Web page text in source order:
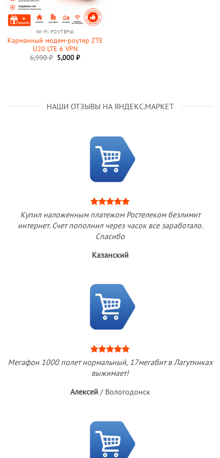
WI-FI РОУТЕРЫ
Карманный модем-роутер ZTE
U20 LTE 6 VPN
6,990₽ Первоначальная
цена
5,000₽Текущая
НАШИ ОТЗЫВЫ НА ЯНДЕКС.МАРКЕТ
Купил наложенным платежом Ростелеком безлимит
интернет. Счет пополнил через часок все заработало.
Спасибо
Казанский
Мегафон 1000 полет нормальный, 17мегабит в Лагутниках
выжимает!
Алексей / Вологодонск